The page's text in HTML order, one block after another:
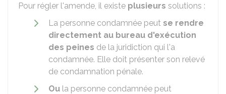
Pour régler l'amende, il existe plusieurs solutions :
La personne condamnée peut se rendre
directement au bureau d'exécution
des peines de la juridiction qui l'a
condamnée. Elle doit présenter son relevé
de condamnation pénale.
Ou la personne condamnée peut